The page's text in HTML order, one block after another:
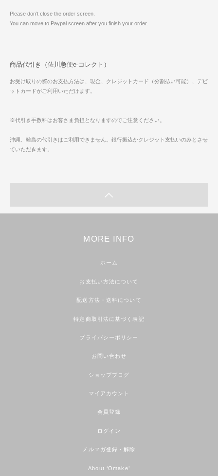
Please don’t close the order screen.
You can move to Paypal screen after you finish your order.
商品代引き（佐川急便e-コレクト）
お受け取りの際のお支払方法は、現金、クレジットカード（分割払い可能）、デビ
ットカードがご利用いただけます。
※代引き手数料はお客さま負担となりますのでご注意ください。
沖縄、離島の代引きはご利用できません。銀行振込かクレジット支払いのみとさせ
ていただきます。
MORE INFO
ホーム
お支払い方法について
配送方法・送料について
特定商取引法に基づく表記
プライバシーポリシー
お問い合わせ
ショップブログ
マイアカウント
会員登録
ログイン
メルマガ登録・解除
About ‘Omake’